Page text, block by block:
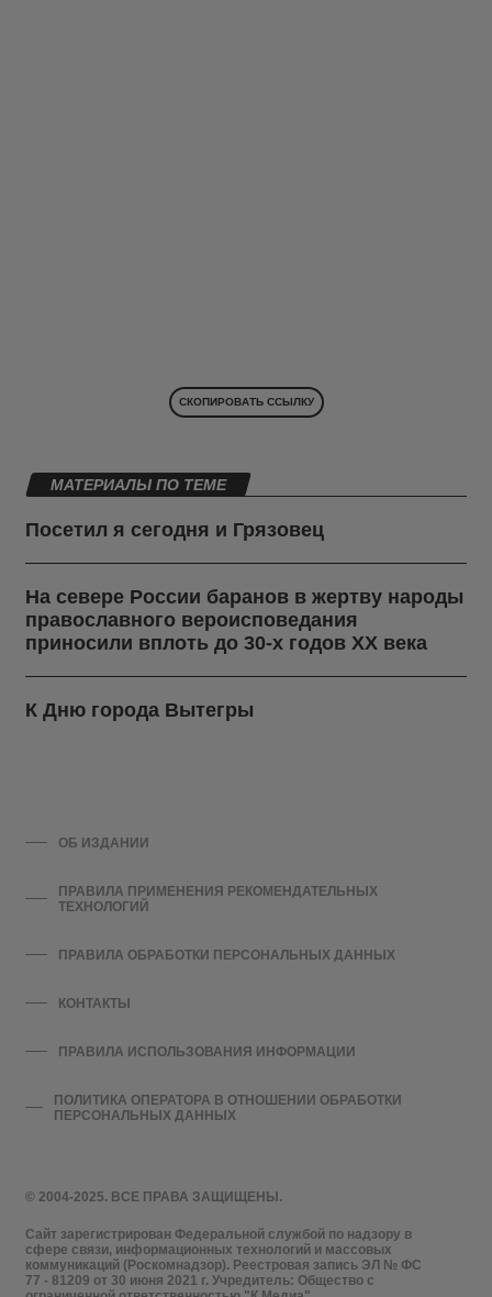
СКОПИРОВАТЬ ССЫЛКУ
МАТЕРИАЛЫ ПО ТЕМЕ
Посетил я сегодня и Грязовец
На севере России баранов в жертву народы
православного вероисповедания
приносили вплоть до 30-х годов ХХ века
К Дню города Вытегры
© 2004-2025. ВСЕ ПРАВА ЗАЩИЩЕНЫ.
Сайт зарегистрирован Федеральной службой по надзору в
сфере связи, информационных технологий и массовых
коммуникаций (Роскомнадзор). Реестровая запись ЭЛ № ФС
77 - 81209 от 30 июня 2021 г. Учредитель: Общество с
ОБ ИЗДАНИИ
ПРАВИЛА ПРИМЕНЕНИЯ РЕКОМЕНДАТЕЛЬНЫХ
ТЕХНОЛОГИЙ
ПРАВИЛА ОБРАБОТКИ ПЕРСОНАЛЬНЫХ ДАННЫХ
КОНТАКТЫ
ПРАВИЛА ИСПОЛЬЗОВАНИЯ ИНФОРМАЦИИ
ПОЛИТИКА ОПЕРАТОРА В ОТНОШЕНИИ ОБРАБОТКИ
ПЕРСОНАЛЬНЫХ ДАННЫХ